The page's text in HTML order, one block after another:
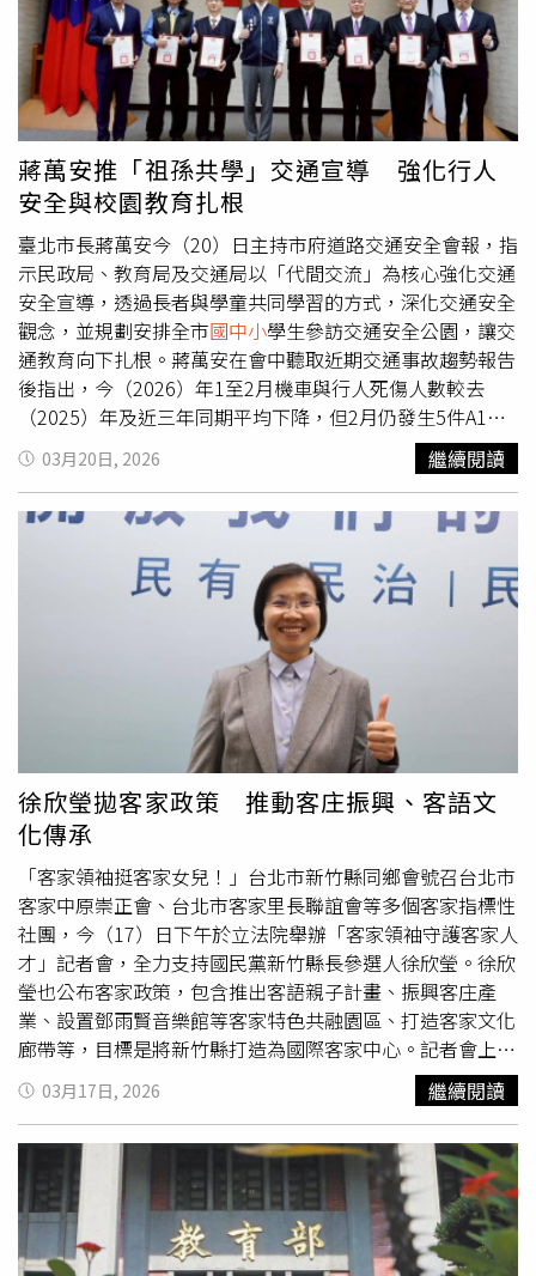
蔣萬安推「祖孫共學」交通宣導 強化行人
安全與校園教育扎根
臺北市長蔣萬安今（20）日主持市府道路交通安全會報，指
示民政局、教育局及交通局以「代間交流」為核心強化交通
安全宣導，透過長者與學童共同學習的方式，深化交通安全
觀念，並規劃安排全市國中小學生參訪交通安全公園，讓交
通教育向下扎根。蔣萬安在會中聽取近期交通事故趨勢報告
後指出，今（2026）年1至2月機車與行人死傷人數較去
（2025）年及近三年同期平均下降，但2月仍發生5件A1交
通事故，其中3件為行人，顯示行人安全仍有強化空間。他
提到，相關事故包含未停讓行人與違規穿越等情形，且內
湖、信義區均有案例，已責成相關單位檢討改善，強調不得
再發生行穿線死亡事故。在交通安全宣導方面，蔣萬安肯定
民政局與各區公所透過里鄰系統推動宣導的成果，並提出精
進方向。他表示，隨著高齡化社會來臨，高齡者交通事故比
例上升，其中70至79歲為高峰族群，未來將持續透過銀髮
課程及共餐活動加強宣導，並推動「祖孫共學」，提升宣導
效果與互動性。他進一步指出，宣導內容應聚焦重點，包括
行人正確使用行穿線、避免邊走邊使用手機，以及微型電動
二輪車與青少年自行車安全等議題，讓教材更具清晰度與記
憶點。在宣傳方式上，蔣萬安表示，LINE已成為中高齡族
群主要資訊來源，應以長者熟悉的形式進行溝通，例如結合
長輩圖或AI影片，提高資訊的接受度與理解度。同時也要求
擴大交通知能測驗，透過數據掌握宣導成效，確保政策落
實。針對交通安全公園的推廣，蔣萬安指出，目前萬華青年
公園與北投福星公園已設置相關設施，深受家長與學童肯
定，未來應整合資源進一步擴大效益。他指示教育局建立交
通安全學習地圖，串聯士林監理站與各交通公園資源，提供
學校運用；並由民政局透過鄰里系統媒合長者與學童，推動
共同學習。最後，蔣萬安要求交通局與監理所建立定期溝通
機制，整合各交通安全園區的教學回饋與測驗數據，作為未
來交通工程改善與教育政策的重要依據，持續提升臺北市整
體交通安全環境。
03月20日, 2026 繼續閱讀
徐欣瑩拋客家政策 推動客庄振興、客語文
化傳承
「客家領袖挺客家女兒！」台北市新竹縣同鄉會號召台北市
客家中原崇正會、台北市客家里長聯誼會等多個客家指標性
社團，今（17）日下午於立法院舉辦「客家領袖守護客家人
才」記者會，全力支持國民黨新竹縣長參選人徐欣瑩。徐欣
瑩也公布客家政策，包含推出客語親子計畫、振興客庄產
業、設置鄧雨賢音樂館等客家特色共融園區、打造客家文化
廊帶等，目標是將新竹縣打造為國際客家中心。記者會上有
許多客家大老雲集，包含台北市新竹縣同鄉會輔導理事長黃
清富、創會理事長陳石山律師，台北市政府市政顧問副總召
集人曾麗卿，台北市客家中原崇正會理事長蘇文龍，台北市
客家里長聯誼會會長沈鳳雲；立法委員邱鎮軍、台北市議員
郭昭巖也現身給予徐欣瑩支持。此外，台北市苗栗同鄉會、
台北市客家文教發展協會、台北市客家文教發展協會、台北
市客家自強會、北區客家會、平原同鄉會、永定同鄉會等超
03月17日, 2026 繼續閱讀